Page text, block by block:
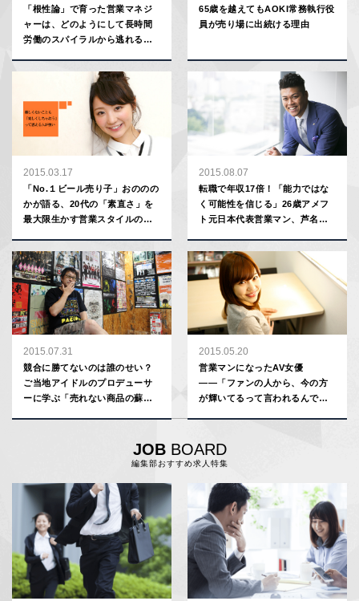
「根性論」で育った営業マネジ
ャーは、どのようにして長時間
労働のスパイラルから逃れるべ
65歳を越えてもAOKI常務執行役
員が売り場に出続ける理由
2015.03.17
「No.１ビール売り子」おののの
かが語る、20代の「素直さ」を
最大限生かす営業スタイルのす
2015.08.07
転職で年収17倍！「能力ではな
く可能性を信じる」26歳アメフ
ト元日本代表営業マン、芦名佑
2015.07.31
競合に勝てないのは誰のせい？
ご当地アイドルのプロデューサ
ーに学ぶ「売れない商品の蘇ら
2015.05.20
営業マンになったAV女優
――「ファンの人から、今の方
が輝いてるって言われるんで
JOBBOARD
編集部おすすめ求人特集